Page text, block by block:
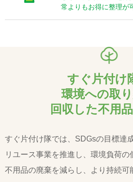
常よりもお得に整理が
すぐ片付け
環境への取
回収した不用
すぐ片付け隊では、SDGsの目標達
リユース事業を推進し、環境負荷の
不用品の廃棄を減らし、より持続可